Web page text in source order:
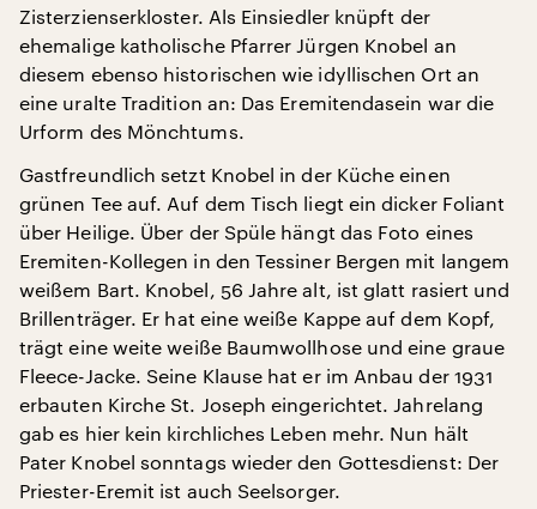
Zisterzienserkloster. Als Einsiedler knüpft der
ehemalige katholische Pfarrer Jürgen Knobel an
diesem ebenso historischen wie idyllischen Ort an
eine uralte Tradition an: Das Eremitendasein war die
Urform des Mönchtums.
Gastfreundlich setzt Knobel in der Küche einen
grünen Tee auf. Auf dem Tisch liegt ein dicker Foliant
über Heilige. Über der Spüle hängt das Foto eines
Eremiten-Kollegen in den Tessiner Bergen mit langem
weißem Bart. Knobel, 56 Jahre alt, ist glatt rasiert und
Brillenträger. Er hat eine weiße Kappe auf dem Kopf,
trägt eine weite weiße Baumwollhose und eine graue
Fleece-Jacke. Seine Klause hat er im Anbau der 1931
erbauten Kirche St. Joseph eingerichtet. Jahrelang
gab es hier kein kirchliches Leben mehr. Nun hält
Pater Knobel sonntags wieder den Gottesdienst: Der
Priester-Eremit ist auch Seelsorger.